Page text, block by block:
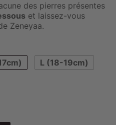
des pierres présentes
et laissez-vous
Zeneyaa.
L (18-19cm)